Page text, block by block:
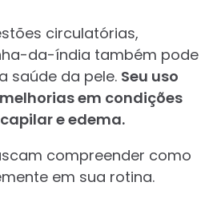
circulatórias,
da-índia também pode
saúde da pele. Seu uso
em condições
e edema.
compreender como
em sua rotina.